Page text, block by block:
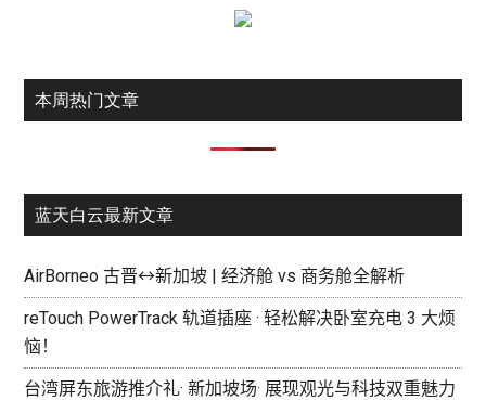
本周热门文章
蓝天白云最新文章
AirBorneo 古晋↔新加坡 | 经济舱 vs 商务舱全解析
reTouch PowerTrack 轨道插座 · 轻松解决卧室充电 3 大烦
恼！
台湾屏东旅游推介礼· 新加坡场· 展现观光与科技双重魅力